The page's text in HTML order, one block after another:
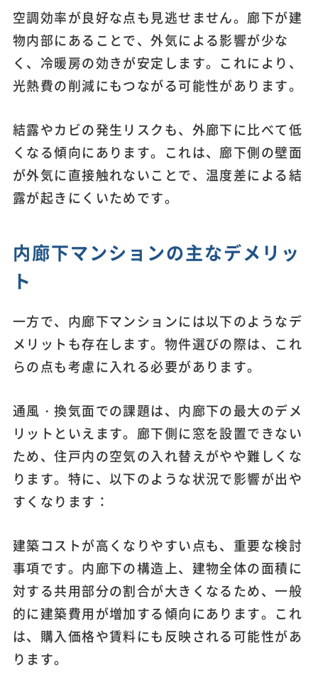
空調効率が良好な点も見逃せません。廊下が建
物内部にあることで、外気による影響が少な
く、冷暖房の効きが安定します。これにより、
光熱費の削減にもつながる可能性があります。
結露やカビの発生リスクも、外廊下に比べて低
くなる傾向にあります。これは、廊下側の壁面
が外気に直接触れないことで、温度差による結
露が起きにくいためです。
内廊下マンションの主なデメリッ
ト
一方で、内廊下マンションには以下のようなデ
メリットも存在します。物件選びの際は、これ
らの点も考慮に入れる必要があります。
通風・換気面での課題は、内廊下の最大のデメ
リットといえます。廊下側に窓を設置できない
ため、住戸内の空気の入れ替えがやや難しくな
ります。特に、以下のような状況で影響が出や
すくなります：
建築コストが高くなりやすい点も、重要な検討
事項です。内廊下の構造上、建物全体の面積に
対する共用部分の割合が大きくなるため、一般
的に建築費用が増加する傾向にあります。これ
は、購入価格や賃料にも反映される可能性があ
ります。